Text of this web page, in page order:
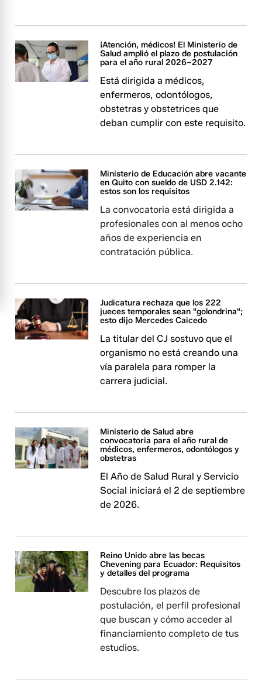
¡Atención, médicos! El Ministerio de
Salud amplió el plazo de postulación
para el año rural 2026–2027
Está dirigida a médicos,
enfermeros, odontólogos,
obstetras y obstetrices que
deban cumplir con este requisito.
Ministerio de Educación abre vacante
en Quito con sueldo de USD 2.142:
estos son los requisitos
La convocatoria está dirigida a
profesionales con al menos ocho
años de experiencia en
contratación pública.
Judicatura rechaza que los 222
jueces temporales sean "golondrina";
esto dijo Mercedes Caicedo
La titular del CJ sostuvo que el
organismo no está creando una
vía paralela para romper la
carrera judicial.
Ministerio de Salud abre
convocatoria para el año rural de
médicos, enfermeros, odontólogos y
obstetras
El Año de Salud Rural y Servicio
Social iniciará el 2 de septiembre
de 2026.
Reino Unido abre las becas
Chevening para Ecuador: Requisitos
y detalles del programa
Descubre los plazos de
postulación, el perfil profesional
que buscan y cómo acceder al
financiamiento completo de tus
estudios.